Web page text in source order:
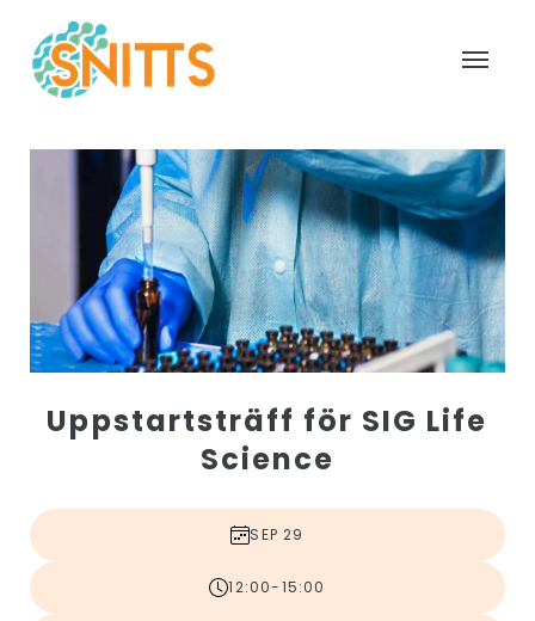
Uppstartsträff för SIG Life
Science
SEP 29
12:00-15:00